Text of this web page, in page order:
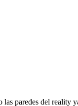
paredes del